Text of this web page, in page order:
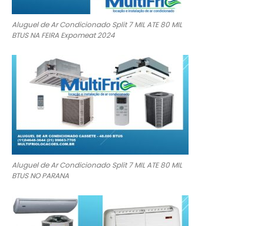
Aluguel de Ar Condicionado Split 7 MIL ATE 80 MIL
BTUS NA FEIRA Expomeat 2024
Aluguel de Ar Condicionado Split 7 MIL ATE 80 MIL
BTUS NO PARANA